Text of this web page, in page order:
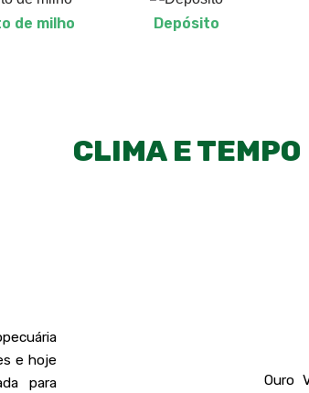
de milho Depósito
CLIMA E TEMPO
e hoje
para
Ouro